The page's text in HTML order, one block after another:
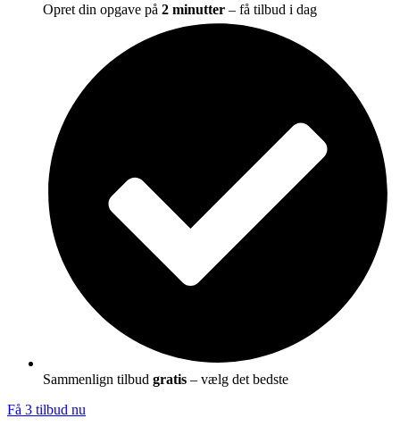
Opret din opgave på 2 minutter – få tilbud i dag
Sammenlign tilbud gratis – vælg det bedste
Få 3 tilbud nu